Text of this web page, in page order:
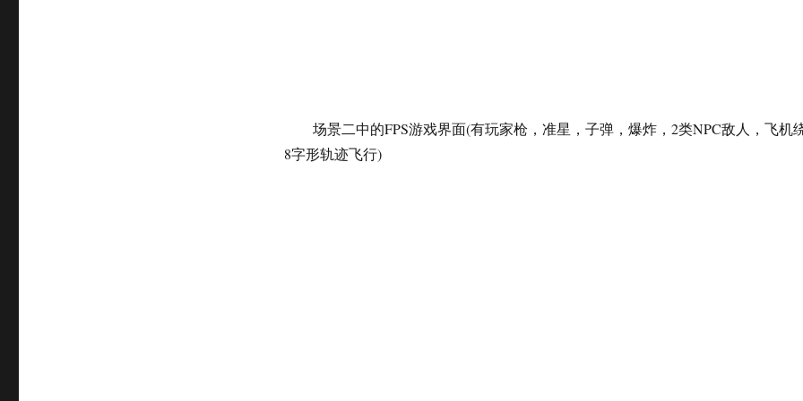
场景二中的FPS游戏界面(有玩家枪，准星，子弹，爆炸，2类NPC敌人，飞机
8字形轨迹飞行)